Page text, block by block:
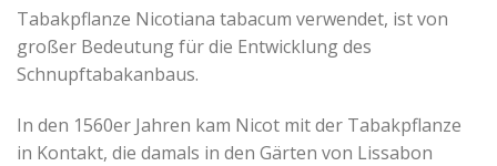
Tabakpflanze Nicotiana tabacum verwendet, ist von
großer Bedeutung für die Entwicklung des
Schnupftabakanbaus.
In den 1560er Jahren kam Nicot mit der Tabakpflanze
in Kontakt, die damals in den Gärten von Lissabon